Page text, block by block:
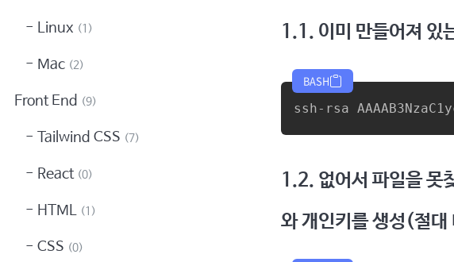
Linux (1)
Mac (2)
Front End (9)
Tailwind CSS (7)
React (0)
HTML (1)
CSS (0)
1.1. 이미 만들어져 있
ssh-rsa
BASH
1.2. 없어서 파일을 못
와 개인키를 생성(절대